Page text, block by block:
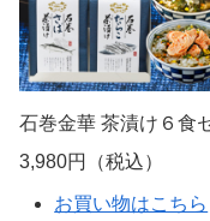
石巻金華 茶漬け６食
3,980円（税込）
お買い物はこちら